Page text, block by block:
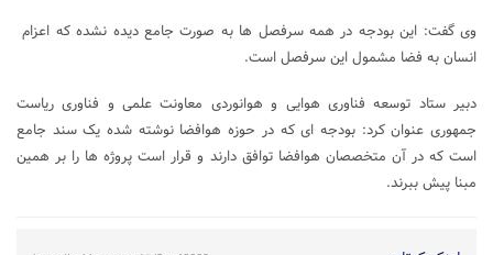
وی گفت: این بودجه در همه سرفصل ها به صورت جامع دیده نشده که اعزام
انسان به فضا مشمول این سرفصل است.
دبیر ستاد توسعه فناوری هوایی و هوانوردی معاونت علمی و فناوری ریاست
جمهوری عنوان کرد: بودجه ای که در حوزه هوافضا نوشته شده یک سند جامع
است که در آن متخصصان هوافضا توافق دارند و قرار است پروژه ها را بر همین
مبنا پیش ببرند.